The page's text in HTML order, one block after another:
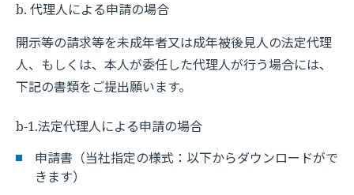
b. 代理人による申請の場合
開示等の請求等を未成年者又は成年被後見人の法定代理
人、もしくは、本人が委任した代理人が行う場合には、
下記の書類をご提出願います。
b-1.法定代理人による申請の場合
申請書（当社指定の様式：以下からダウンロードがで
きます）